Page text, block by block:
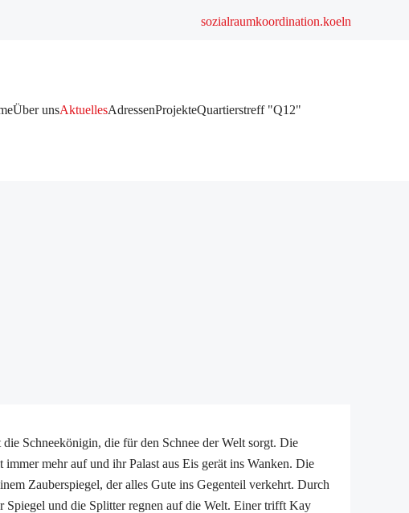
sozialraumkoordination.koeln
Über unsAktuellesAdressenProjekteQuartierstreff "Q12"
Schneekönigin, die für den Schnee der Welt sorgt. Die
immer mehr auf und ihr Palast aus Eis gerät ins Wanken. Die
Zauberspiegel, der alles Gute ins Gegenteil verkehrt. Durch
Spiegel und die Splitter regnen auf die Welt. Einer trifft Kay